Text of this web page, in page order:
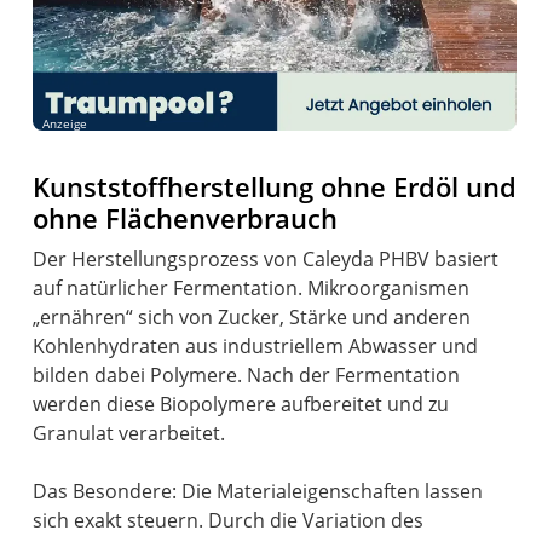
Anzeige
Kunststoffherstellung ohne Erdöl und
ohne Flächenverbrauch
Der Herstellungsprozess von Caleyda PHBV basiert
auf natürlicher Fermentation. Mikroorganismen
„ernähren“ sich von Zucker, Stärke und anderen
Kohlenhydraten aus industriellem Abwasser und
bilden dabei Polymere. Nach der Fermentation
werden diese Biopolymere aufbereitet und zu
Granulat verarbeitet.
Das Besondere: Die Materialeigenschaften lassen
sich exakt steuern. Durch die Variation des